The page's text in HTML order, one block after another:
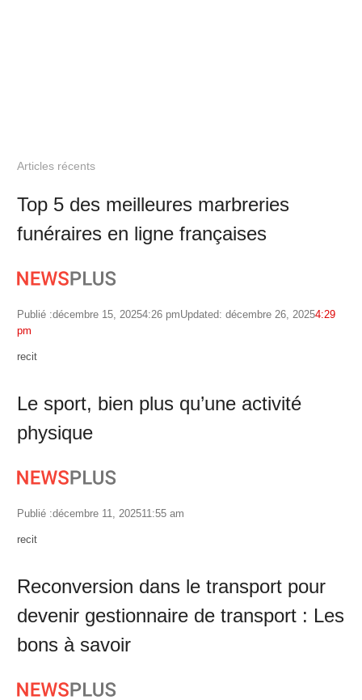
Articles récents
Top 5 des meilleures marbreries
funéraires en ligne françaises
Publié :décembre 15, 20254:26 pmUpdated: décembre 26, 20254:29
pm
Author
recit
Le sport, bien plus qu’une activité
physique
Publié :décembre 11, 202511:55 am
Author
recit
Reconversion dans le transport pour
devenir gestionnaire de transport : Les
bons à savoir